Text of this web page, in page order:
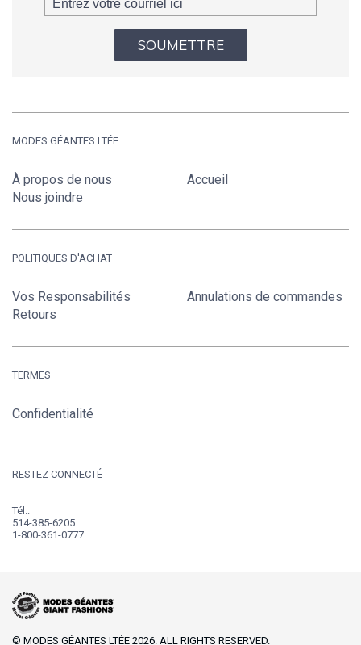
MODES GÉANTES LTÉE
À propos de nous
Nous joindre
Accueil
POLITIQUES D'ACHAT
Vos Responsabilités
Retours
Annulations de commandes
TERMES
Confidentialité
RESTEZ CONNECTÉ
Tél.:
514-385-6205
1-800-361-0777
SOUMETTRE
© MODES GÉANTES LTÉE 2026. ALL RIGHTS RESERVED.